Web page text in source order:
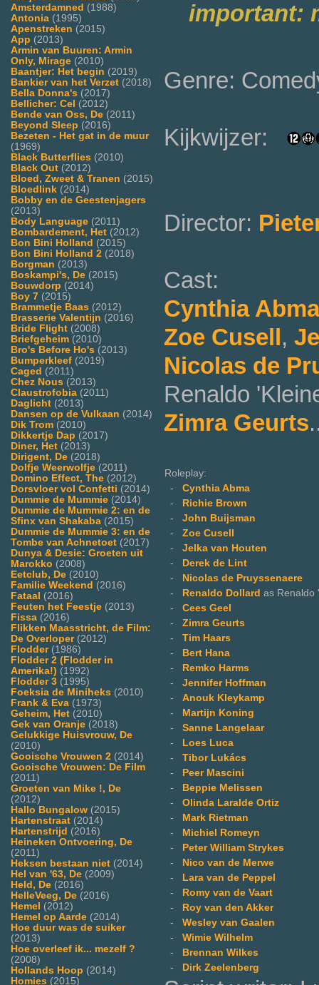
Amsterdamned (1988)
Antonia (1995)
Apenstreken (2015)
App (2013)
Armin van Buuren: Armin
Only, Mirage (2010)
Baantjer: Het begin (2019)
Bankier van het Verzet (2018)
Bella Donna's (2017)
Bellicher: Cel (2012)
Bende van Oss, De (2011)
Beyond Sleep (2016)
Bezeten - Het gat in de muur
(1969)
Black Butterflies (2010)
Black Out (2012)
Bloed, Zweet & Tranen (2015)
Bloedlink (2014)
Bobby en de Geestenjagers
(2013)
Body Language (2011)
Bombardement, Het (2012)
Bon Bini Holland (2015)
Bon Bini Holland 2 (2018)
Borgman (2013)
Boskampi's, De (2015)
Bouwdorp (2014)
Boy 7 (2015)
Brammetje Baas (2012)
Brasserie Valentijn (2016)
Bride Flight (2008)
Briefgeheim (2010)
Bro's Before Ho's (2013)
Bumperkleef (2019)
Caged (2011)
Chez Nous (2013)
Claustrofobia (2011)
Daglicht (2013)
Dansen op de Vulkaan (2014)
Dik Trom (2010)
Dikkertje Dap (2017)
Diner, Het (2013)
Dirigent, De (2018)
Dolfje Weerwolfje (2011)
Domino Effect, The (2012)
Dorsvloer vol Confetti (2014)
Dummie de Mummie (2014)
Dummie de Mummie 2: en de
Sfinx van Shakaba (2015)
Dummie de Mummie 3: en de
Tombe van Achnetoet (2017)
Dunya & Desie: Groeten uit
Marokko (2008)
Eetclub, De (2010)
Familie Weekend (2016)
Fataal (2016)
Feuten het Feestje (2013)
Fissa (2016)
Flikken Maasstricht, de Film:
De Overloper(2012)
Flodder(1986)
Flodder 2 (Flodder in
Amerika!) (1992)
Flodder 3 (1995)
Foeksia de Miniheks (2010)
Frank & Eva (1973)
Geheim, Het (2010)
Gek van Oranje (2018)
Gelukkige Huisvrouw, De
(2010)
Gooische Vrouwen 2 (2014)
Gooische Vrouwen: De Film
(2011)
Groeten van Mike !, De
(2012)
Hallo Bungalow (2015)
Hartenstraat (2014)
Hartenstrijd (2016)
Heineken Ontvoering, De
(2011)
Heksen bestaan niet (2014)
Hel van '63, De (2009)
Held, De (2016)
HelleVeeg, De (2016)
Hemel (2012)
Hemel op Aarde (2014)
Hoe duur was de suiker
(2013)
Hoe overleef ik... mezelf ?
(2008)
Hollands Hoop (2014)
Homies (2015)
important:
Genre:
Kijkwijzer:
Director:
Cast:
Cynthia Abma
Zoe Cusell,
Nicolas de
Renaldo
Zimra Geurts
Roleplay:
- Cynthia Abma
-
Richie Brown
- John Buijsman
- Zoe Cusell
- Jelka van Houten
-
Derek de Lint
-
Nicolas de Pruyssenaere
-
Renaldo Dollard as Renaldo
- Cees Geel
- Zimra Geurts
- Tim Haars
-
Bert Hana
-
Remko Harms
- Jennifer Hoffman
- Anouk Kleykamp
-
Martijn Koning
- Sanne Langelaar
-
Loes Luca
- Tibor Lukács
-
Peer Mascini
-
Beppie Melissen
- Olinda Laralde Ortiz
-
Mark Rietman
-
Michiel Romeyn
-
Peter William Strykes
-
Nico van de Merwe
-
Lara van de Peppel
-
Romy van de Vaart
-
Roy van den Akker
- Wesley van Gaalen
- Wimie Wilhelm
-
Brennan Wilkes
-
Dirk Zeelenberg